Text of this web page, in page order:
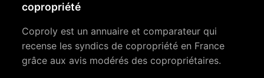
copropriété
Coproly est un annuaire et comparateur qui
recense les syndics de copropriété en France
grâce aux avis modérés des copropriétaires.